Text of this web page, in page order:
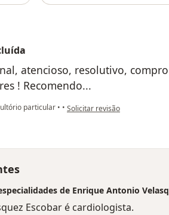
atencioso, resolutivo,
! Recomendo...
particular • • na opinião do utilizador Sua
Solicitar revisão
de Enrique Antonio
Escobar é cardiologista.